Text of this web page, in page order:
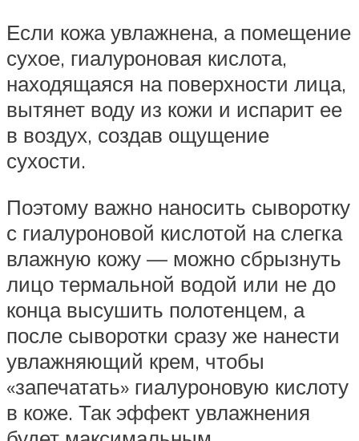
Если кожа увлажнена, а помещение
сухое, гиалуроновая кислота,
находящаяся на поверхности лица,
вытянет воду из кожи и испарит ее
в воздух, создав ощущение
сухости.
Поэтому важно наносить сыворотку
с гиалуроновой кислотой на слегка
влажную кожу — можно сбрызнуть
лицо термальной водой или не до
конца высушить полотенцем, а
после сыворотки сразу же нанести
увлажняющий крем, чтобы
«запечатать» гиалуроновую кислоту
в коже. Так эффект увлажнения